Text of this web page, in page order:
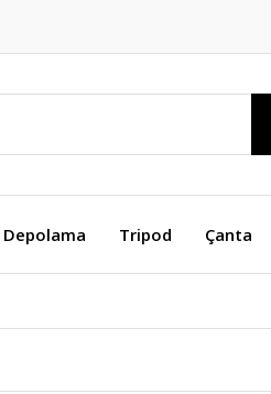
Depolama Tripod Çanta